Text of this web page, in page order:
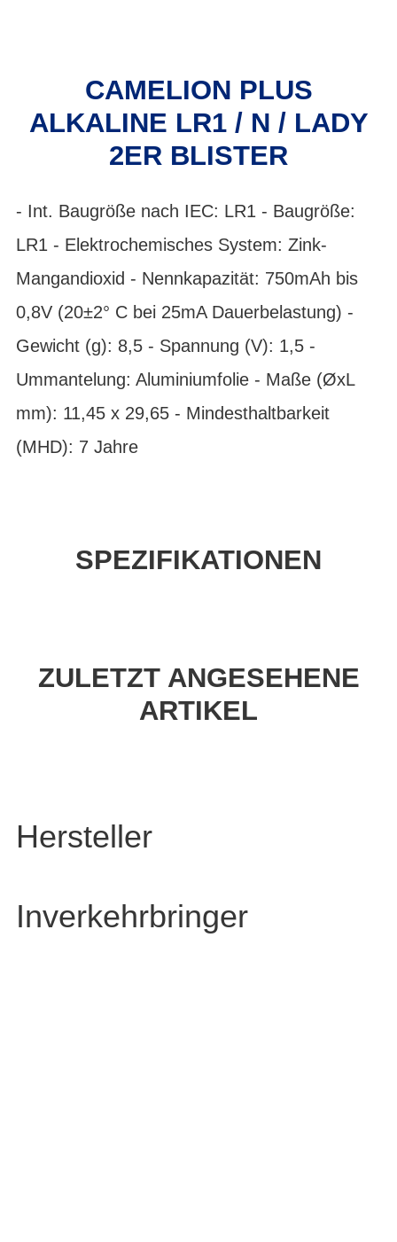
CAMELION PLUS
ALKALINE LR1 / N / LADY
2ER BLISTER
- Int. Baugröße nach IEC: LR1 - Baugröße:
LR1 - Elektrochemisches System: Zink-
Mangandioxid - Nennkapazität: 750mAh bis
0,8V (20±2° C bei 25mA Dauerbelastung) -
Gewicht (g): 8,5 - Spannung (V): 1,5 -
Ummantelung: Aluminiumfolie - Maße (ØxL
mm): 11,45 x 29,65 - Mindesthaltbarkeit
(MHD): 7 Jahre
SPEZIFIKATIONEN
ZULETZT ANGESEHENE
ARTIKEL
Hersteller
Inverkehrbringer